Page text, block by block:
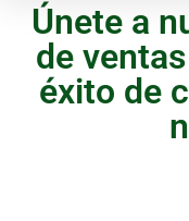
Únete a
de
éxito de